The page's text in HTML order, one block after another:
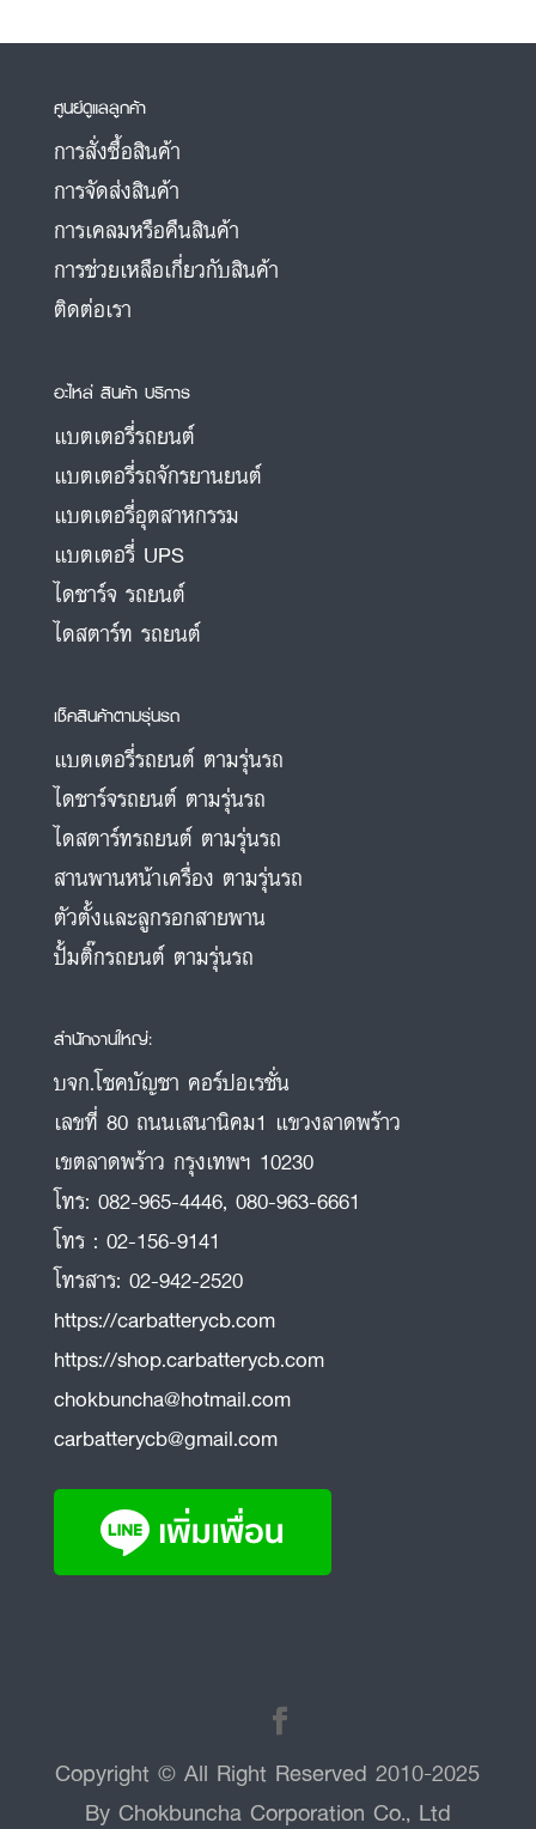
ศูนย์ดูแลลูกค้า
การสั่งซื้อสินค้า
การจัดส่งสินค้า
การเคลมหรือคืนสินค้า
การช่วยเหลือเกี่ยวกับสินค้า
ติดต่อเรา
อะไหล่ สินค้า บริการ
แบตเตอรี่รถยนต์
แบตเตอรี่รถจักรยานยนต์
แบตเตอรี่อุตสาหกรรม
แบตเตอรี่ UPS
ไดชาร์จ รถยนต์
ไดสตาร์ท รถยนต์
เช็คสินค้าตามรุ่นรถ
แบตเตอรี่รถยนต์ ตามรุ่นรถ
ไดชาร์จรถยนต์ ตามรุ่นรถ
ไดสตาร์ทรถยนต์ ตามรุ่นรถ
สานพานหน้าเครื่อง ตามรุ่นรถ
ตัวตั้งและลูกรอกสายพาน
ปั้มติ๊กรถยนต์ ตามรุ่นรถ
สำนักงานใหญ่:
บจก.โชคบัญชา คอร์ปอเรชั่น
เลขที่ 80 ถนนเสนานิคม1 แขวงลาดพร้าว
เขตลาดพร้าว กรุงเทพฯ 10230
โทร: 082-965-4446, 080-963-6661
โทร : 02-156-9141
โทรสาร: 02-942-2520
https://carbatterycb.com
https://shop.carbatterycb.com
chokbuncha@hotmail.com
carbatterycb@gmail.com
Copyright © All Right Reserved 2010-2025
By Chokbuncha Corporation Co., Ltd